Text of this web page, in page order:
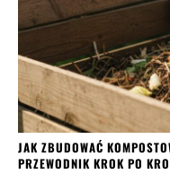
JAK ZBUDOWAĆ
PRZEWODNIK KROK PO